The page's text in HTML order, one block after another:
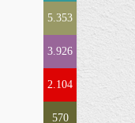
5.353
3.926
2.104
570